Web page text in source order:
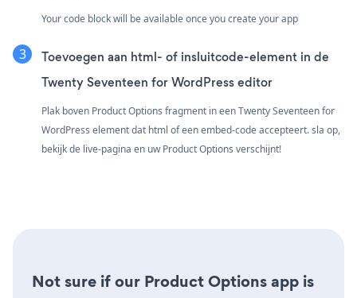
Your code block will be available once you create your app
Toevoegen aan html- of insluitcode-element in de
Twenty Seventeen for WordPress editor
Plak boven Product Options fragment in een Twenty Seventeen for
WordPress element dat html of een embed-code accepteert. sla op,
bekijk de live-pagina en uw Product Options verschijnt!
Not sure if our Product Options app is